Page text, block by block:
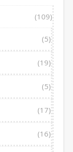
(109)
(5)
(19)
(5)
(17)
(16)